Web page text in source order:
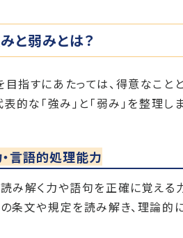
と弱みとは？
指すにあたっては、得意なこと
的な「強み」と「弱み」を整理しま
言語的処理能力
み解く力や語句を正確に覚える
条文や規定を読み解き、理論的